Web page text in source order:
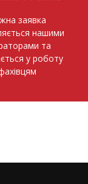
заявка
нашими
та
у роботу